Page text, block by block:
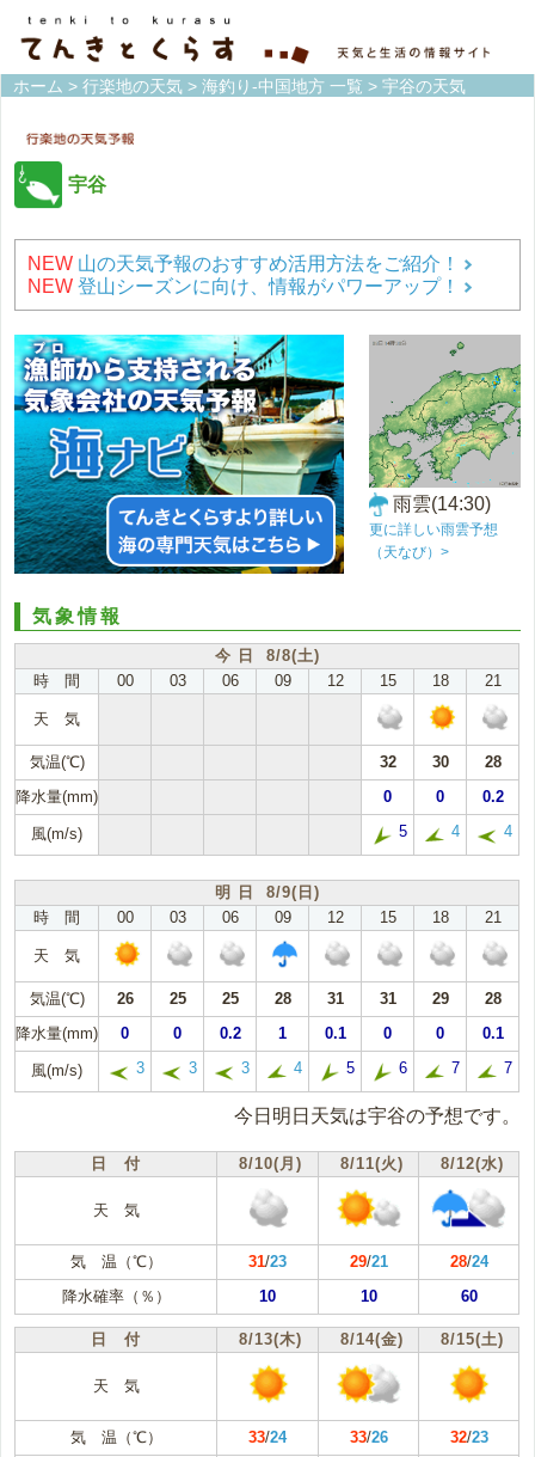
ホーム > 行楽地の天気 > 海釣り-中国地方 一覧 > 宇谷の天気
宇谷
NEW 山の天気予報のおすすめ活用方法をご紹介！
NEW 登山シーズンに向け、情報がパワーアップ！
雨雲(14:30)
更に詳しい雨雲予想
（天なび）>
気象情報
今 日 8/8(土)
時 間
00 03 06 09 12 15 18 21
天 気
気温(℃) 32 30
28
降水量(mm)
0 0 0.2
風(m/s) 5 4 4
明 日 8/9(日)
時 間
00 03 06 09 12 15 18 21
天 気
気温(℃) 26 25 25 28 31 31 29
28
降水量(mm)
0 0 0.2 1 0.1 0 0 0.1
風(m/s) 3 3 3 4 5 6 7 7
今日明日天気は宇谷の予想です。
日 付 8/10(月) 8/11(火) 8/12(水)
天 気
気 温（℃） 31/23 29/21 28/24
降水確率（％）
10 10 60
日 付 8/13(木) 8/14(金) 8/15(土)
天 気
気 温（℃） 33/24 33/26 32/23